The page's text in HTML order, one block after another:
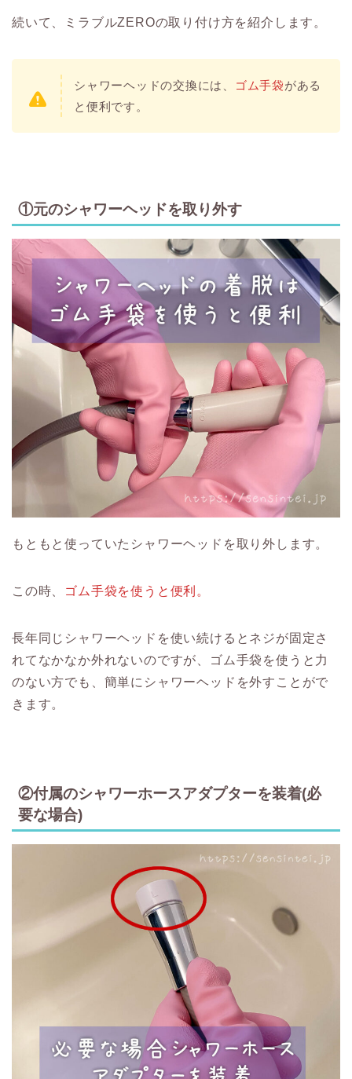
続いて、ミラブルZEROの取り付け方を紹介します。
シャワーヘッドの交換には、 ゴム手袋がある
と便利です。
①元のシャワーヘッドを取り外す
もともと使っていたシャワーヘッドを取り外します。
この時、 ゴム手袋を使うと便利。
長年同じシャワーヘッドを使い続けるとネジが固定さ
れてなかなか外れないのですが、ゴム手袋を使うと力
のない方でも、簡単にシャワーヘッドを外すことがで
きます。
②付属のシャワーホースアダプターを装着(必
要な場合)